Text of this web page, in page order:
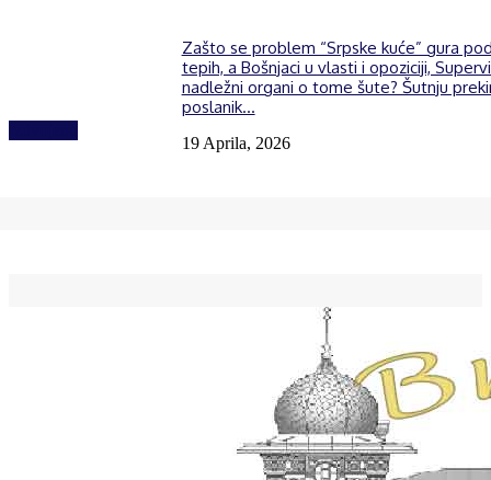
Zašto se problem “Srpske kuće” gura
tepih, a Bošnjaci u vlasti i opoziciji,
nadležni organi o tome šute? Šutnju
poslanik...
19 Aprila, 2026